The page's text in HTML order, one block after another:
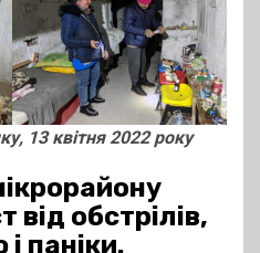
13 квітня 2022 року
обстрілів,
паніки.